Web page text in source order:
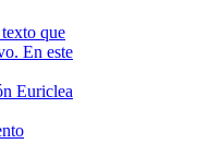
Euriclea